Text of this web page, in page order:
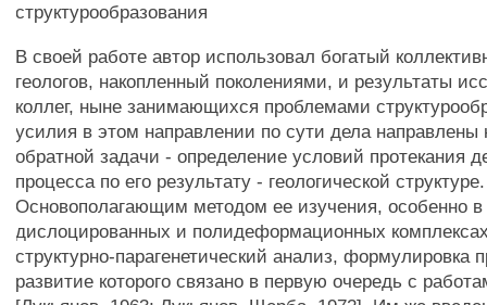
структурообразования
В своей работе автор использовал богатый
геологов, накопленный поколениями, и результаты
коллег, ныне занимающихся проблемами
усилия в этом направлении по сути дела
обратной задачи - определение условий протекания
процесса по его результату - геологической структуре.
Основополагающим методом ее изучения, особенно
дислоцированных и полидеформационных
структурно-парагенетический анализ, формулировка
развитие которого связано в первую очередь с